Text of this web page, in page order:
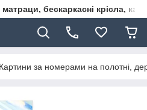
бескаркасні крісла,
Картини за номерами на полотні,